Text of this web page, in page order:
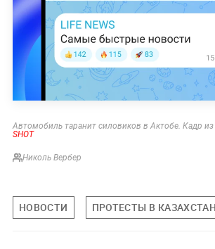
Автомобиль таранит силовиков в Актобе. Кадр
SHOT
Николь Вербер
НОВОСТИ ПРОТЕСТЫ В